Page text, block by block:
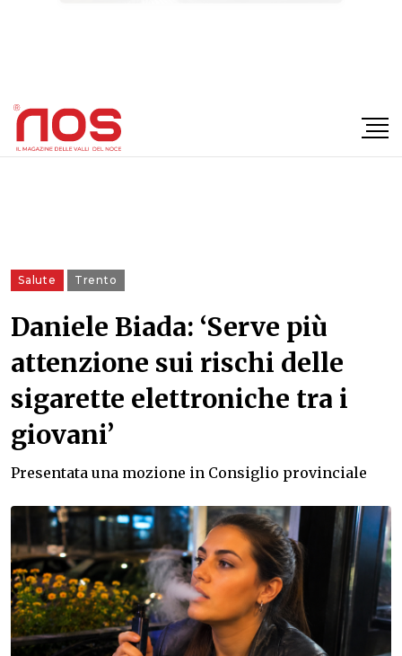
Salute Trento
Daniele Biada: ‘Serve più
attenzione sui rischi delle
sigarette elettroniche tra i
giovani’
Presentata una mozione in Consiglio provinciale